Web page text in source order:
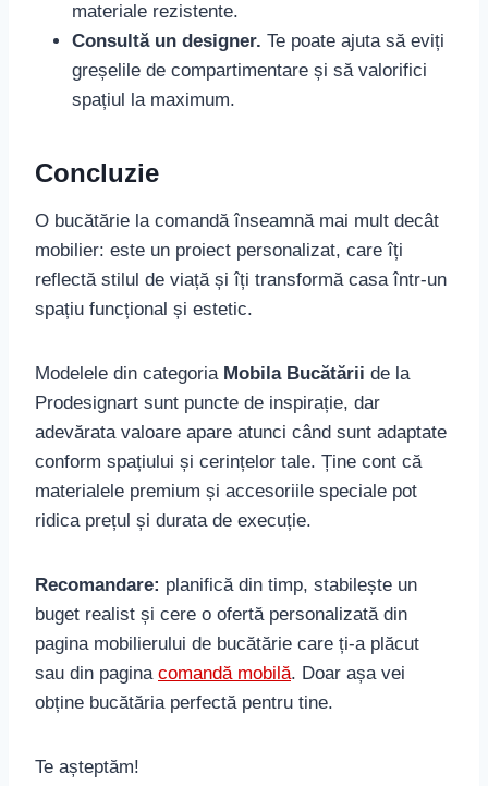
materiale rezistente.
Consultă un designer. Te poate ajuta să eviți
greșelile de compartimentare și să valorifici
spațiul la maximum.
Concluzie
O bucătărie la comandă înseamnă mai mult decât
mobilier: este un proiect personalizat, care îți
reflectă stilul de viață și îți transformă casa într-un
spațiu funcțional și estetic.
Modelele din categoria Mobila Bucătării de la
Prodesignart sunt puncte de inspirație, dar
adevărata valoare apare atunci când sunt adaptate
conform spațiului și cerințelor tale. Ține cont că
materialele premium și accesoriile speciale pot
ridica prețul și durata de execuție.
Recomandare: planifică din timp, stabilește un
buget realist și cere o ofertă personalizată din
pagina mobilierului de bucătărie care ți-a plăcut
sau din pagina comandă mobilă. Doar așa vei
obține bucătăria perfectă pentru tine.
Te așteptăm!